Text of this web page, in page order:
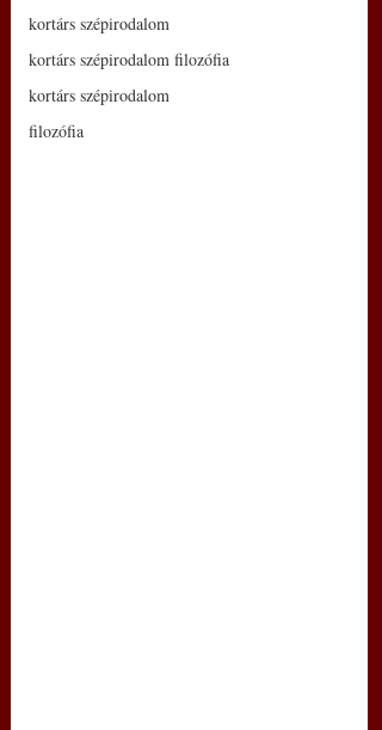
kortárs szépirodalom
kortárs szépirodalom filozófia
kortárs szépirodalom
filozófia